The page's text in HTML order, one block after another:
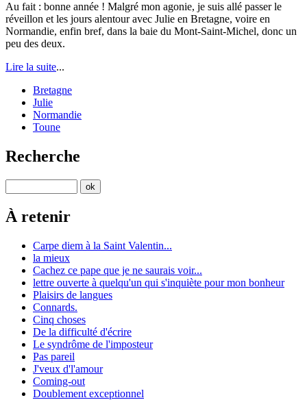
Au fait : bonne année ! Malgré mon agonie, je suis allé passer le
réveillon et les jours alentour avec Julie en Bretagne, voire en
Normandie, enfin bref, dans la baie du Mont-Saint-Michel, donc un
peu des deux.
Lire la suite...
Bretagne
Julie
Normandie
Toune
Recherche
À retenir
Carpe diem à la Saint Valentin...
la mieux
Cachez ce pape que je ne saurais voir...
lettre ouverte à quelqu'un qui s'inquiète pour mon bonheur
Plaisirs de langues
Connards.
Cinq choses
De la difficulté d'écrire
Le syndrôme de l'imposteur
Pas pareil
J'veux d'l'amour
Coming-out
Doublement exceptionnel